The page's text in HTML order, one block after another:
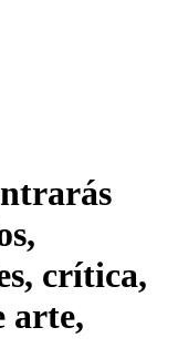
crítica,
arte,